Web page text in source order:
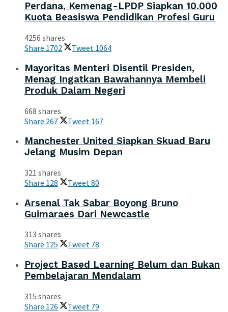
Perdana, Kemenag-LPDP Siapkan 10.000
Kuota Beasiswa Pendidikan Profesi Guru
4256 shares
Share 1702 Tweet 1064
Mayoritas Menteri Disentil Presiden,
Menag Ingatkan Bawahannya Membeli
Produk Dalam Negeri
668 shares
Share 267 Tweet 167
Manchester United Siapkan Skuad Baru
Jelang Musim Depan
321 shares
Share 128 Tweet80
Arsenal Tak Sabar Boyong Bruno
Guimaraes Dari Newcastle
313 shares
Share 125 Tweet 78
Project Based Learning Belum dan Bukan
Pembelajaran Mendalam
315 shares
Share 126 Tweet 79